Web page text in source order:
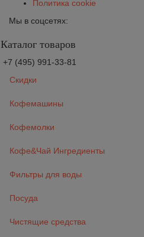
Политика cookie
Мы в соцсетях:
Каталог товаров
+7 (495) 991-33-81
Скидки
Кофемашины
Кофемолки
Кофе&Чай Ингредиенты
Фильтры для воды
Посуда
Чистящие средства